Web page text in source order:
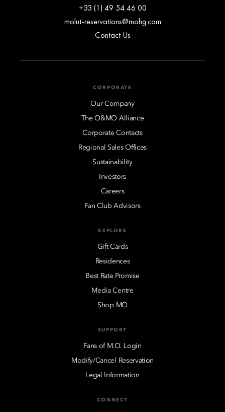
+33 (1) 49 54 46 00
molut-reservations@mohg.com
Contact Us
CORPORATE
Our Company
The O&MO Alliance
Corporate Contacts
Regional Sales Offices
Sustainability
Investors
Careers
Fan Club Advisors
EXPLORE
Gift Cards
Residences
Best Rate Promise
Media Centre
Shop MO
SUPPORT
Fans of M.O. Login
Modify/Cancel Reservation
Legal Information
CONNECT